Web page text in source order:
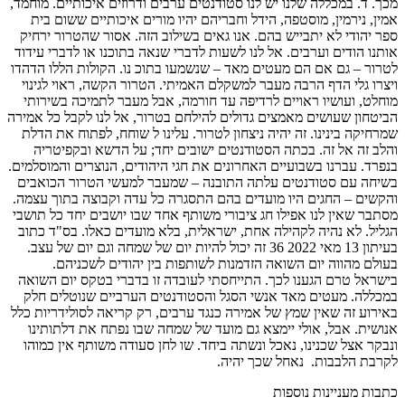
מכך. ד. במכללה שלנו יש לנו סטודנטים ערבים ודרוזים איכותיים. מוחמד,
אמין, נירמין, מוסטפה, הידל וחבריהם יהיו מורים איכותיים ששום בית
ספר יהודי לא יתבייש בהם. אנו גאים בשילוב הזה. אסור שהטרור ירחיק
אותנו הודים וערבים. אל לנו לשעות לדברי שנאה בתוכנו או לדברי עידוד
לטרור – גם אם הם מעטים מאד – שנשמעו בתוכ נו. הקולות הללו הדהדו
ויצרו גלי הדף הרבה מעבר למשקלם האמיתי. הטרור הקשה, ראוי לגינוי
מוחלט, ועושיו ראויים לרדיפה עד חורמה, אבל מעבר לתמיכה בשירותי
הביטחון שעושים מאמצים גדולים להילחם בטרור, אל לנו לקבל כל אמירה
שמרחיקה בינינו. זה יהיה ניצחון לטרור. עלינו ל שוחח, לפתוח את הדלת
והלב זה אל זה. בכתה הסטודנטים ישובים יחד; על הדשא ובקפיטריה
בנפרד. עברנו בשבועיים האחרונים את חגי היהודים, הנוצרים והמוסלמים.
בשיחה עם סטודנטים עלתה התובנה – שמעבר למעשי הטרור הכואבים
והקשים – החגים היו מועדים בהם התסגרה כל עדה וקבוצה בתוך עצמה.
מסתבר שאין לנו אפילו חג ציבורי משותף אחד שבו יושבים יחד כל תושבי
הגליל. לא נהיה לקהילה אחת, ישראלית, בלא מועדים כאלו. בס"ד כתוב
בעיתון 13 מאי 2022 36 זה יכול להיות יום של שמחה וגם יום של עצב.
בעולם מהווה יום השואה הזדמנות לשותפות בין יהודים לשכניהם.
בישראל טרם הגענו לכך. התייחסתי לעובדה זו בדברי בטקס יום השואה
במכללה. מעטים מאד אנשי הסגל והסטודנטים הערביים שנוטלים חלק
באירוע זה שאין שמץ של אמירה כנגד ערבים, רק קריאה לסולידריות כלל
אנושית. אבל, אולי יימצא גם מועד של שמחה שבו נפתח את דלתותינו
ונבקר אצל שכנינו, נאכל ונשתה ביחד. שו לחן סעודה משותף אין כמוהו
לקרבת הלבבות. נאחל שכך יהיה.
כתבות מעניינות נוספות